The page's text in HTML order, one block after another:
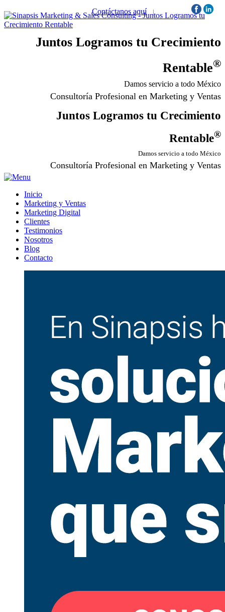
Contáctanos aquí | Síguenos:
Juntos Logramos tu Crecimiento
Rentable®
Damos servicio a todo México
Consultoría Profesional en Marketing y Ventas
Juntos Logramos tu Crecimiento
Rentable®
Damos servicio a todo México
Consultoría Profesional en Marketing y Ventas
Inicio
Marketing y Ventas
Marketing Digital
Clientes
Testimonios
Nosotros
Blog
Contacto